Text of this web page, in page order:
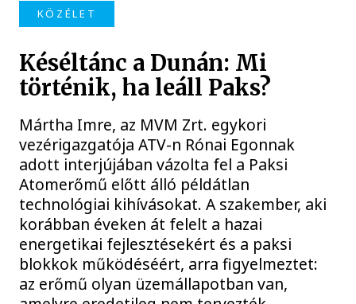
KÖZÉLET
Késéltánc a Dunán: Mi
történik, ha leáll Paks?
Mártha Imre, az MVM Zrt. egykori
vezérigazgatója ATV-n Rónai Egonnak
adott interjújában vázolta fel a Paksi
Atomerőmű előtt álló példátlan
technológiai kihívásokat. A szakember, aki
korábban éveken át felelt a hazai
energetikai fejlesztésekért és a paksi
blokkok működéséért, arra figyelmeztet:
az erőmű olyan üzemállapotban van,